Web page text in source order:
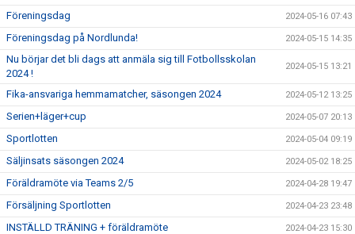
Föreningsdag 2024-05-16 07:43
Föreningsdag på Nordlunda! 2024-05-15 14:35
Nu börjar det bli dags att anmäla sig till Fotbollsskolan
2024 !
2024-05-15 13:21
Fika-ansvariga hemmamatcher, säsongen 2024 2024-05-12 13:25
Serien+läger+cup 2024-05-07 20:13
Sportlotten 2024-05-04 09:19
Säljinsats säsongen 2024 2024-05-02 18:25
Föräldramöte via Teams 2/5 2024-04-28 19:47
Försäljning Sportlotten 2024-04-23 23:48
INSTÄLLD TRÄNING + föräldramöte 2024-04-23 15:30